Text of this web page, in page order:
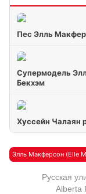
Пес Элль
Супермодель
Бекхэм
Хуссейн Чалаян
Элль Макферсон (Elle
Alberta
Русская